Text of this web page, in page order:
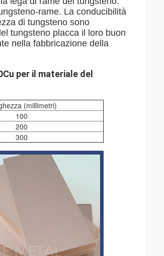
rame. La conducibilità
di tungsteno sono
tungsteno placca il loro buon
nella fabbricazione della
per il materiale del
(millimetri)
100
200
300